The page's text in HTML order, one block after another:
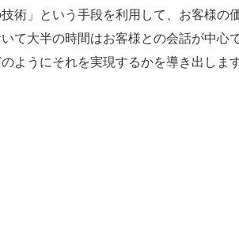
技術」という手段を利用して、お客様
て大半の時間はお客様との会話が中
ようにそれを実現するかを導き出しま